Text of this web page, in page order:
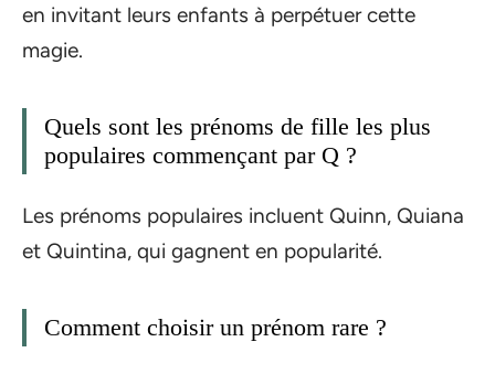
en invitant leurs enfants à perpétuer cette
magie.
Quels sont les prénoms de fille les plus
populaires commençant par Q ?
Les prénoms populaires incluent Quinn, Quiana
et Quintina, qui gagnent en popularité.
Comment choisir un prénom rare ?